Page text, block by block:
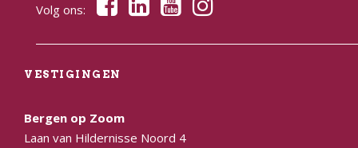
Volg ons:
VESTIGINGEN
Bergen op Zoom
Laan van Hildernisse Noord 4